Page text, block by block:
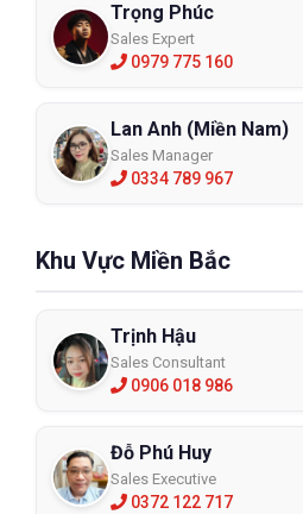
Trọng Phúc
Sales Expert
0979 775 160
Lan Anh (Miền Nam)
Sales Manager
0334 789 967
Khu Vực Miền Bắc
Trịnh Hậu
Sales Consultant
0906 018 986
Đỗ Phú Huy
Sales Executive
0372 122 717